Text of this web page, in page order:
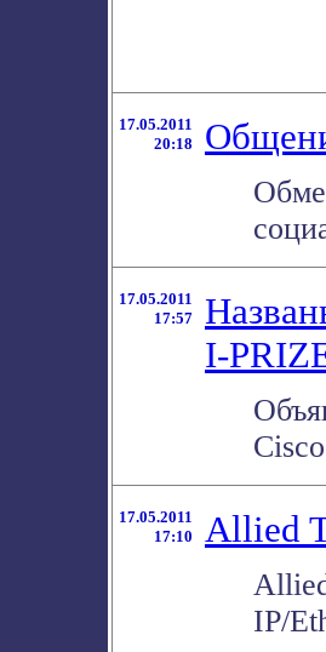
17.05.2011
20:18
17.05.2011
17:57
I-
17.05.2011
17:10
Allied
IP/